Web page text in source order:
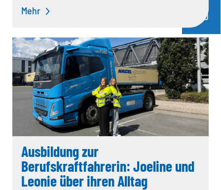
Mehr
Ausbildung zur
Berufskraftfahrerin: Joeline und
Leonie über ihren Alltag